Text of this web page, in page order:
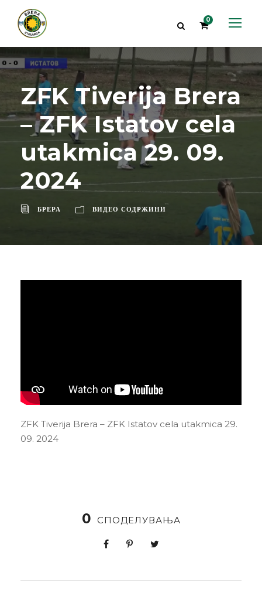
0
ZFK Tiverija Brera
– ZFK Istatov cela
utakmica 29. 09.
2024
БРЕРА ВИДЕО СОДРЖИНИ
ZFK Tiverija Brera – ZFK Istatov cela utakmica 29.
09. 2024
0 СПОДЕЛУВАЊА